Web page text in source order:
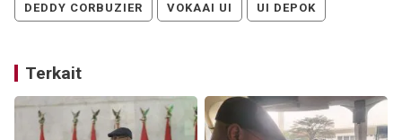
DEDDY CORBUZIER VOKAAI UI UI DEPOK
Terkait